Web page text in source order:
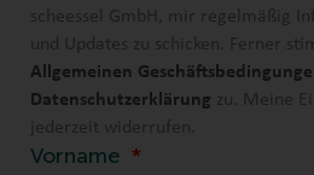
scheessel GmbH, mir regelmäßig
und Updates zu schicken. Ferner
Allgemeinen
Datenschutzerklärung zu. Meine
jederzeit widerrufen.
Vorname